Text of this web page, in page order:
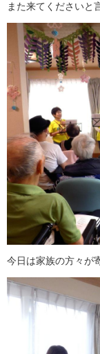
また来てくださいと
今日は家族の方々が